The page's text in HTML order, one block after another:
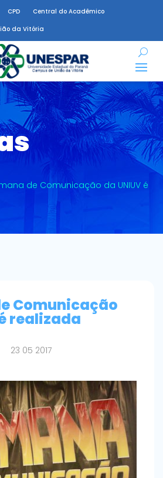
CPD
Central do Acadêmico
da Vitória
de Comunicação da UNIUV é
Comunicação
realizada
23 05 2017